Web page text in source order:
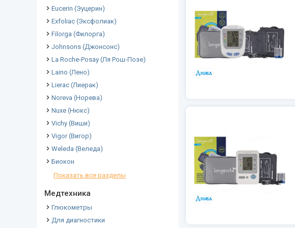
Eucerin (Эуцерин)
Exfoliac (Эксфолиак)
Filorga (Филорга)
Johnsons (Джонсонс)
La Roche-Posay (Ля Рош-Позе)
Laino (Лено)
Lierac (Лиерак)
Noreva (Норева)
Nuxe (Нюкс)
Vichy (Виши)
Vigor (Вигор)
Weleda (Веледа)
Биокон
Показать все разделы
Медтехника
Глюкометры
Для диагностики